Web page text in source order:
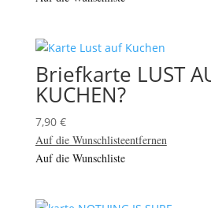
Briefkarte LUST
KUCHEN?
7,90 €
Auf die Wunschlisteentfernen
Auf die Wunschliste